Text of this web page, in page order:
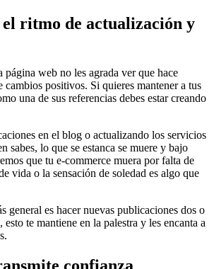
el ritmo de actualización y
página web no les agrada ver que hace
cambios positivos. Si quieres mantener a tus
una de sus referencias debes estar creando
en el blog o actualizando los servicios
sabes, lo que se estanca se muere y bajo
que tu e-commerce muera por falta de
vida o la sensación de soledad es algo que
general es hacer nuevas publicaciones dos o
esto te mantiene en la palestra y les encanta a
confianza